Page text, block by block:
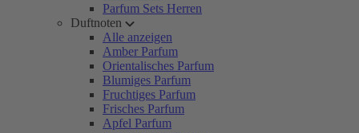
Parfum Sets Herren
Duftnoten
Alle anzeigen
Amber Parfum
Orientalisches Parfum
Blumiges Parfum
Fruchtiges Parfum
Frisches Parfum
Apfel Parfum